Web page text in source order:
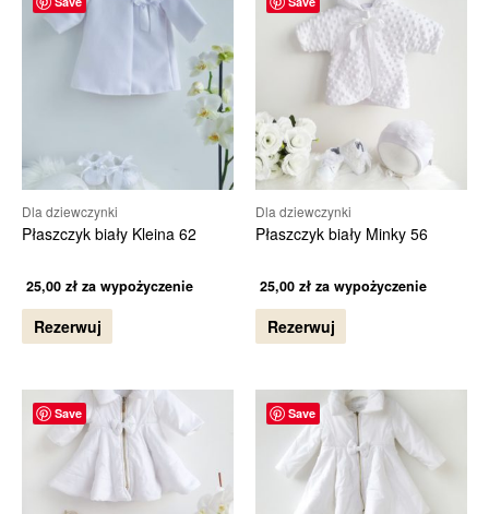
Dla dziewczynki
Płaszczyk biały Kleina 62
25,00 zł za wypożyczenie
Rezerwuj
Dla dziewczynki
Płaszczyk biały Minky 56
25,00 zł za wypożyczenie
Rezerwuj
Save Save